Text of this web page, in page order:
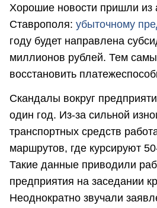
Хорошие новости пришли из
Ставрополя: убыточному
году будет направлена
миллионов рублей. Тем
восстановить
Скандалы вокруг
один год. Из-за сильной
транспортных средств
маршрутов, где курсируют
Такие данные приводили
предприятия на заседании
Неоднократно звучали